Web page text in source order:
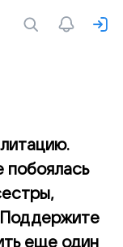
побоялась
Поддержите
еще один